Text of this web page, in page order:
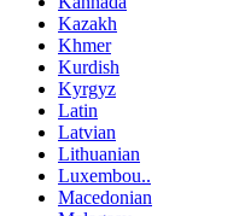
Kazakh
Khmer
Kurdish
Kyrgyz
Latin
Latvian
Lithuanian
Luxembou..
Macedonian